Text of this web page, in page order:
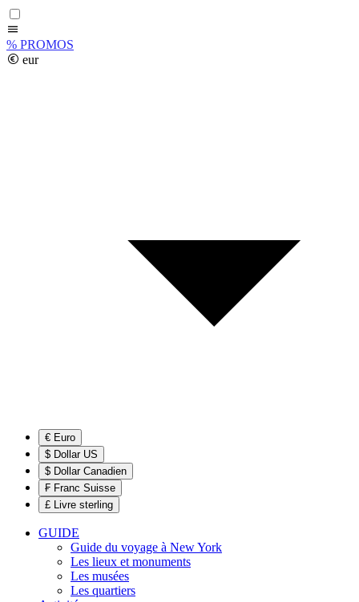
% PROMOS
eur
€ Euro
$ Dollar US
$ Dollar Canadien
₣ Franc Suisse
£ Livre sterling
GUIDE
Guide du voyage à New York
Les lieux et monuments
Les musées
Les quartiers